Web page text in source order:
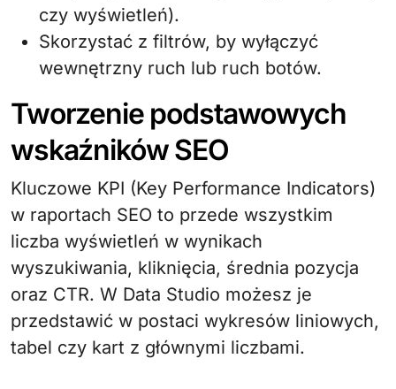
czy wyświetleń).
Skorzystać z filtrów, by wyłączyć
wewnętrzny ruch lub ruch botów.
Tworzenie podstawowych
wskaźników SEO
Kluczowe KPI (Key Performance Indicators)
w raportach SEO to przede wszystkim
liczba wyświetleń w wynikach
wyszukiwania, kliknięcia, średnia pozycja
oraz CTR. W Data Studio możesz je
przedstawić w postaci wykresów liniowych,
tabel czy kart z głównymi liczbami.